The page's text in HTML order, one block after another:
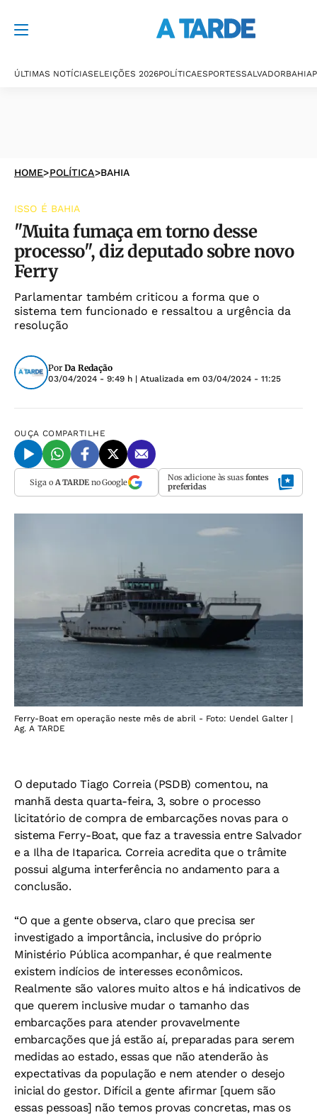
ÚLTIMAS NOTÍCIASELEIÇÕES 2026POLÍTICAESPORTESSALVADORBAHIA
HOME>POLÍTICA>BAHIA
ISSO É BAHIA
"Muita fumaça em torno desse
processo", diz deputado sobre novo
Ferry
Parlamentar também criticou a forma que o
sistema tem funcionado e ressaltou a urgência da
resolução
Por Da Redação
03/04/2024 - 9:49 h | Atualizada em 03/04/2024 - 11:25
OUÇA COMPARTILHE
Siga o A TARDEno Google Nos adicione às suas fontes
preferidas
Ferry-Boat em operação neste mês de abril - Foto: Uendel Galter |
Ag. A TARDE
O deputado Tiago Correia (PSDB) comentou, na
manhã desta quarta-feira, 3, sobre o processo
licitatório de compra de embarcações novas para o
sistema Ferry-Boat, que faz a travessia entre Salvador
e a Ilha de Itaparica. Correia acredita que o trâmite
possui alguma interferência no andamento para a
conclusão.
“O que a gente observa, claro que precisa ser
investigado a importância, inclusive do próprio
Ministério Pública acompanhar, é que realmente
existem indícios de interesses econômicos.
Realmente são valores muito altos e há indicativos de
que querem inclusive mudar o tamanho das
embarcações para atender provavelmente
embarcações que já estão aí, preparadas para serem
medidas ao estado, essas que não atenderão às
expectativas da população e nem atender o desejo
inicial do gestor. Difícil a gente afirmar [quem são
essas pessoas] não temos provas concretas, mas os